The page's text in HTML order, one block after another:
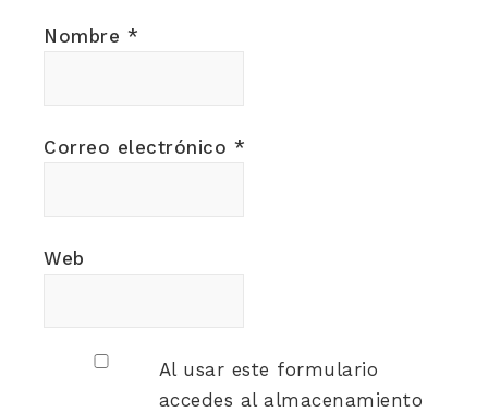
Nombre *
Correo electrónico *
Web
Al usar este formulario
accedes al almacenamiento